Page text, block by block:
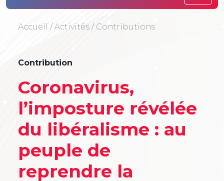
Accueil / Activités / Contributions
Contribution
Coronavirus,
l’imposture révélée
du libéralisme : au
peuple de
reprendre la